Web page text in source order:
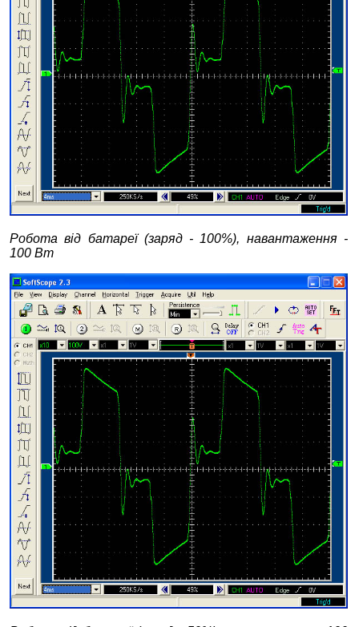
Робота від батареї (заряд - 100%), навантаження -
100 Вт